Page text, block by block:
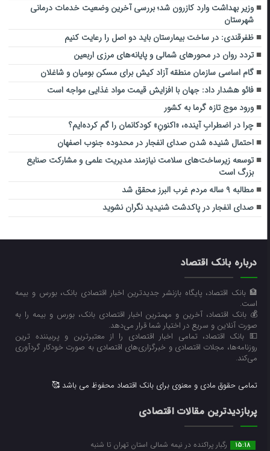
وزیر بهداشت وارد کازرون شد؛ بررسی آخرین وضعیت خدمات درمانی
شهرستان
ظفرقندی: در ساخت بیمارستان باید دو اصل را رعایت کنیم
تردد روان در محورهای شمالی و پایانه‌های مرزی اربعین
گام اساسی سازمان منطقه آزاد کیش برای مسکن بومیان و شاغلان
فائو هشدار داد: جهان با افزایش قیمت مواد غذایی مواجه است
ورود موج تازه گرما به کشور
چرا در اضطرابِ آینده، «اکنونِ» کودکانمان را گم کرده‌ایم؟
احتمال شنیده شدن صدای انفجار در محدوده جنوب اصفهان
توسعه زیرساخت‌های سلامت نیازمند مدیریت علمی و مشارکت صنایع
بزرگ است
مطالبه ۹ ساله مردم غرب البرز محقق شد
صدای انفجار در پاکدشت شنیدید نگران نشوید
درباره بانک اقتصاد
🏦 بانک اقتصاد، پایگاه بازنشر جدیدترین اخبار اقتصادی بانک، بورس و بیمه
است.
💰 بانک اقتصاد، آخرین و مهمترین اخبار اقتصادی بانک، بورس و بیمه را به
صورت آنلاین و سریع در اختیار شما قرار می‌‌دهد.
💵 بانک اقتصاد، تمامی اخبار اقتصادی را از معتبرترین و پربیننده ترین
روزنامه‌ها، مجلات اقتصادی و خبرگزاری‌های اقتصادی به صورت خودکار گردآوری
می‌کند.
تمامی حقوق مادی و معنوی برای بانک اقتصاد محفوظ می باشد 🥰
پربازدیدترین مقالات اقتصادی
15:18 رگبار پراکنده در نیمه شمالی استان تهران تا شنبه